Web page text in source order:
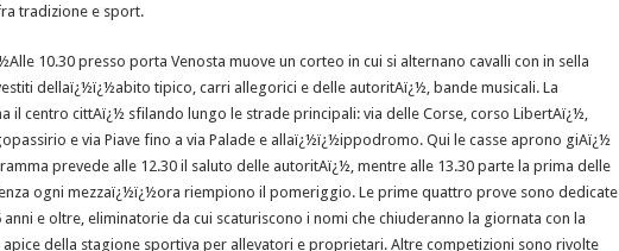
tradizione e sport.
10.30 presso porta Venosta muove un corteo in cui si alternano cavalli con in sella
dellaï¿½ï¿½abito tipico, carri allegorici e delle autoritAï¿½, bande musicali. La
il centro cittAï¿½ sfilando lungo le strade principali: via delle Corse, corso LibertAï¿½,
e via Piave fino a via Palade e allaï¿½ï¿½ippodromo. Qui le casse aprono giAï¿½
prevede alle 12.30 il saluto delle autoritAï¿½, mentre alle 13.30 parte la prima delle
ogni mezzaï¿½ï¿½ora riempiono il pomeriggio. Le prime quattro prove sono dedicate
anni e oltre, eliminatorie da cui scaturiscono i nomi che chiuderanno la giornata con la
apice della stagione sportiva per allevatori e proprietari. Altre competizioni sono rivolte